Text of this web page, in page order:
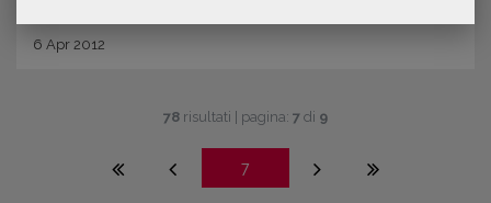
6 Apr 2012
78 risultati | pagina: 7 di 9
7